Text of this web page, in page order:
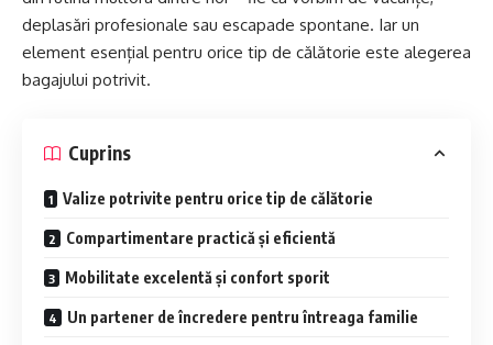
deplasări profesionale sau escapade spontane. Iar un
element esențial pentru orice tip de călătorie este alegerea
bagajului potrivit.
Cuprins
Valize potrivite pentru orice tip de călătorie
Compartimentare practică și eficientă
Mobilitate excelentă și confort sporit
Un partener de încredere pentru întreaga familie